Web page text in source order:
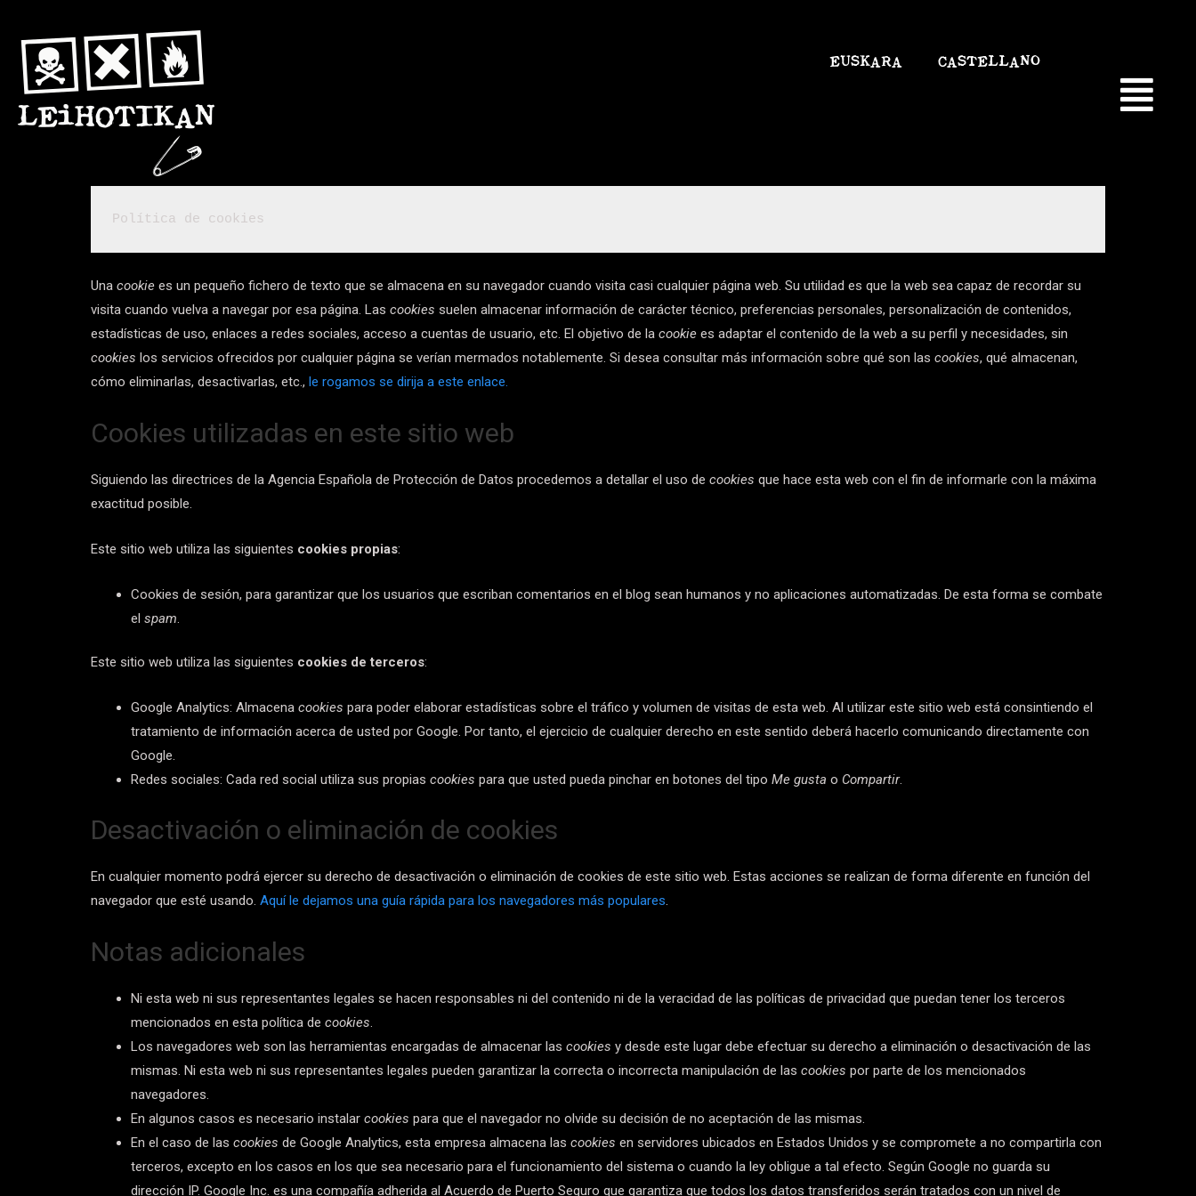
EUSKARA CASTELLANO
Política de cookies
Política de cookies
Una cookie es un pequeño fichero de texto que se almacena en su navegador cuando visita casi cualquier página web. Su utilidad es que la web sea capaz de recordar su
visita cuando vuelva a navegar por esa página. Las cookies suelen almacenar información de carácter técnico, preferencias personales, personalización de contenidos,
estadísticas de uso, enlaces a redes sociales, acceso a cuentas de usuario, etc. El objetivo de la cookie es adaptar el contenido de la web a su perfil y necesidades, sin
cookies los servicios ofrecidos por cualquier página se verían mermados notablemente. Si desea consultar más información sobre qué son las cookies, qué almacenan,
cómo eliminarlas, desactivarlas, etc., le rogamos se dirija a este enlace.
Cookies utilizadas en este sitio web
Siguiendo las directrices de la Agencia Española de Protección de Datos procedemos a detallar el uso de cookies que hace esta web con el fin de informarle con la máxima
exactitud posible.
Este sitio web utiliza las siguientes cookies propias:
Cookies de sesión, para garantizar que los usuarios que escriban comentarios en el blog sean humanos y no aplicaciones automatizadas. De esta forma se combate
el spam
Este sitio web utiliza las siguientes cookies de terceros:
Google Analytics: Almacena cookies para poder elaborar estadísticas sobre el tráfico y volumen de visitas de esta web. Al utilizar este sitio web está consintiendo el
tratamiento de información acerca de usted por Google. Por tanto, el ejercicio de cualquier derecho en este sentido deberá hacerlo comunicando directamente con
Google.
Redes sociales: Cada red social utiliza sus propias cookies para que usted pueda pinchar en botones del tipo Me gusta o Compartir.
Desactivación o eliminación de cookies
En cualquier momento podrá ejercer su derecho de desactivación o eliminación de cookies de este sitio web. Estas acciones se realizan de forma diferente en función del
navegador que esté usando. Aquí le dejamos una guía rápida para los navegadores más populares
Notas adicionales
Ni esta web ni sus representantes legales se hacen responsables ni del contenido ni de la veracidad de las políticas de privacidad que puedan tener los terceros
mencionados en esta política de cookies
Los navegadores web son las herramientas encargadas de almacenar las cookies y desde este lugar debe efectuar su derecho a eliminación o desactivación de las
mismas. Ni esta web ni sus representantes legales pueden garantizar la correcta o incorrecta manipulación de las cookies por parte de los mencionados
navegadores.
En algunos casos es necesario instalar cookies para que el navegador no olvide su decisión de no aceptación de las mismas.
En el caso de las cookies de Google Analytics, esta empresa almacena las cookies en servidores ubicados en Estados Unidos y se compromete a no compartirla con
terceros, excepto en los casos en los que sea necesario para el funcionamiento del sistema o cuando la ley obligue a tal efecto. Según Google no guarda su
dirección IP. Google Inc. es una compañía adherida al Acuerdo de Puerto Seguro que garantiza que todos los datos transferidos serán tratados con un nivel de